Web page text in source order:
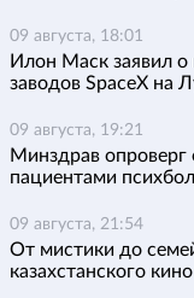
09 августа, 18:01
Илон Маск заявил о
заводов SpaceX на
09 августа, 19:21
Минздрав
пациентами
09 августа, 21:54
От мистики до
казахстанского кино